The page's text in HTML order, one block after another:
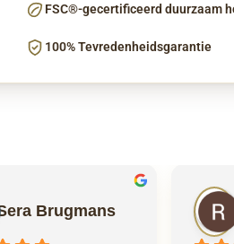
FSC®-gecertificeerd duurzaam
100% Tevredenheidsgarantie
Sera Brugmans